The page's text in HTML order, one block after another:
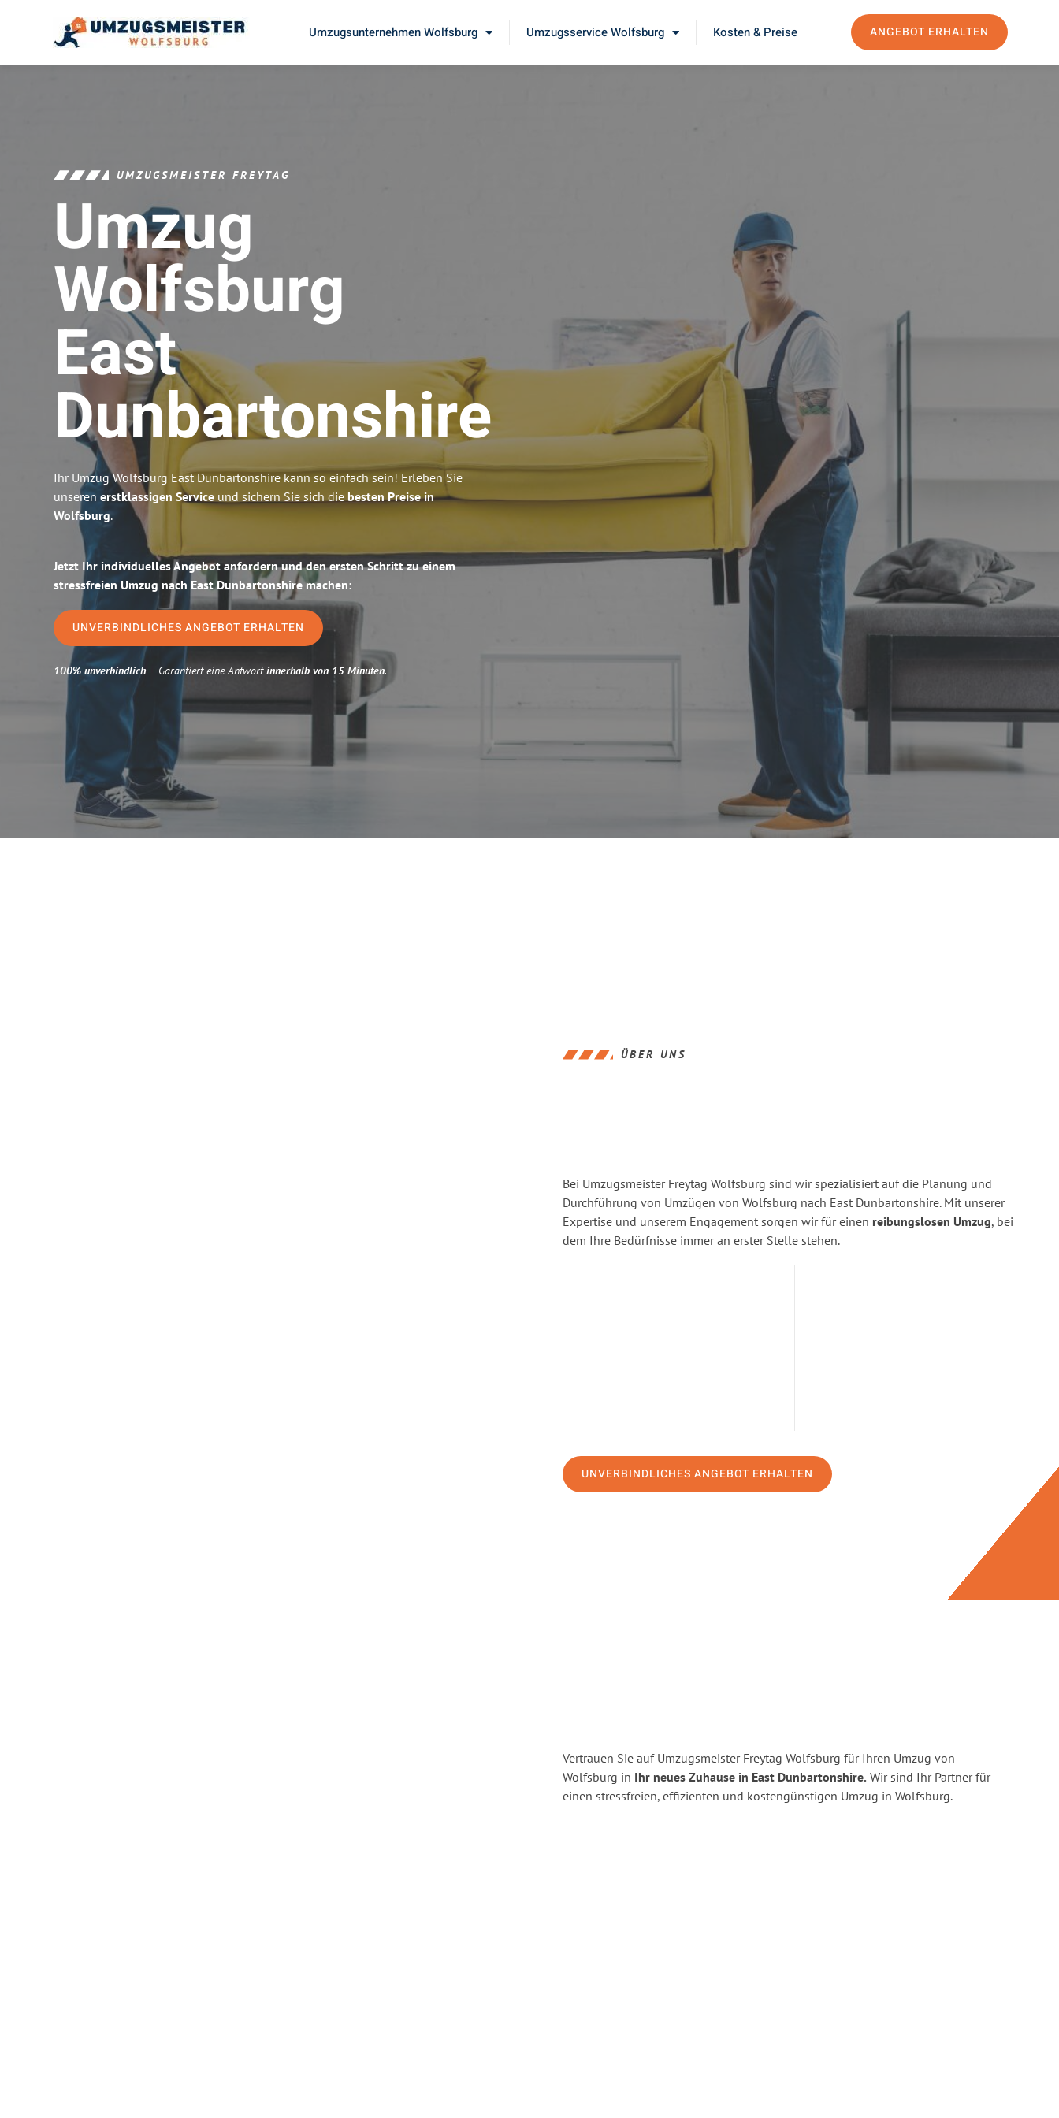
Umzugsunternehmen Wolfsburg Umzugsservice Wolfsburg Kosten & Preise ANGEBOT ERHALTEN
UMZUGSMEISTER FREYTAG
Umzug
Wolfsburg
East
Dunbartonshire
Ihr Umzug Wolfsburg East Dunbartonshire kann so einfach sein! Erleben Sie
unseren erstklassigen Service und sichern Sie sich diebesten Preise in
Wolfsburg.
Jetzt Ihr individuelles Angebot anfordern und den ersten Schritt zu einem
stressfreien Umzug nach East Dunbartonshire machen:
UNVERBINDLICHES ANGEBOT ERHALTEN
100% unverbindlich– Garantiert eine Antwortinnerhalb von 15 Minuten.
ÜBER UNS
Bei Umzugsmeister Freytag Wolfsburg sind wir spezialisiert auf die Planung und
Durchführung von Umzügen von Wolfsburg nach East Dunbartonshire. Mit unserer
Expertise und unserem Engagement sorgen wir für einen reibungslosen Umzug, bei
dem Ihre Bedürfnisse immer an erster Stelle stehen.
UNVERBINDLICHES ANGEBOT ERHALTEN
Vertrauen Sie auf Umzugsmeister Freytag Wolfsburg für Ihren Umzug von
Wolfsburg in Ihr neues Zuhause in East Dunbartonshire. Wir sind Ihr Partner für
einen stressfreien, effizienten und kostengünstigen Umzug in Wolfsburg.